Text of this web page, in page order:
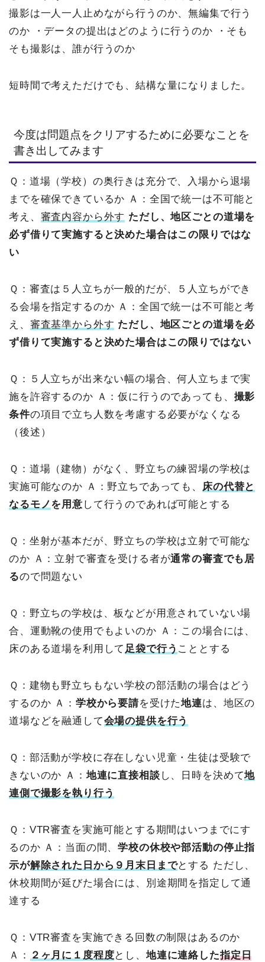
撮影は一人一人止めながら行うのか、無編集で行う
のか ・データの提出はどのように行うのか ・そも
そも撮影は、誰が行うのか
短時間で考えただけでも、結構な量になりました。
今度は問題点をクリアするために必要なことを
書き出してみます
Ｑ：道場（学校）の奥行きは充分で、入場から退場
までを確保できているか Ａ：全国で統一は不可能と
考え、 審査内容から外す ただし、地区ごとの道場を
必ず借りて実施すると決めた場合はこの限りではな
い
Ｑ：審査は５人立ちが一般的だが、５人立ちができ
る会場を指定するのか Ａ：全国で統一は不可能と考
え、 審査基準から外す ただし、地区ごとの道場を必
ず借りて実施すると決めた場合はこの限りではない
Ｑ：５人立ちが出来ない幅の場合、何人立ちまで実
施を許容するのか Ａ：仮に行うのであっても、 撮影
条件の項目で立ち人数を考慮する必要がなくなる
（後述）
Ｑ：道場（建物）がなく、野立ちの練習場の学校は
実施可能なのか Ａ：野立ちであっても、 床の代替と
なるモノを用意 して行うのであれば可能とする
Ｑ：坐射が基本だが、野立ちの学校は立射で可能な
のか Ａ：立射で審査を受ける者が通常の審査でも居
るので問題ない
Ｑ：野立ちの学校は、板などが用意されていない場
合、運動靴の使用でもよいのか Ａ：この場合には、
床のある道場を利用して 足袋で行う こととする
Ｑ：建物も野立ちもない学校の部活動の場合はどう
するのか Ａ： 学校から要請を受けた地連は、地区の
道場などを融通して会場の提供を行う
Ｑ：部活動が学校に存在しない児童・生徒は受験で
きないのか Ａ： 地連に直接相談 し、日時を決めて地
連側で撮影を執り行う
Ｑ：VTR審査を実施可能とする期間はいつまでにす
るのか Ａ：当面の間、学校の休校や部活動の停止指
示が解除された日から９月末日までとする ただし、
休校期間が延びた場合には、別途期間を指定して通
達する
Ｑ：VTR審査を実施できる回数の制限はあるのか
Ａ：
２ヶ月に１度程度とし、 地連に連絡した指定日